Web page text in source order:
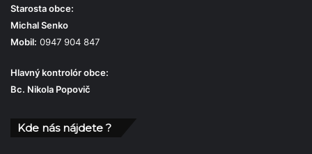
Starosta obce:
Michal Senko
Mobil: 0947 904 847
Hlavný kontrolór obce:
Bc. Nikola Popovič
Kde nás nájdete ?